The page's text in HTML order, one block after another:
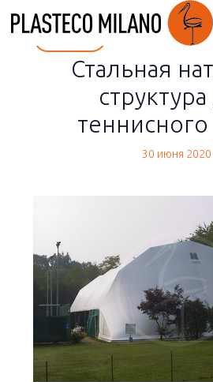
back
Стальная
теннисного
30 июня 2020